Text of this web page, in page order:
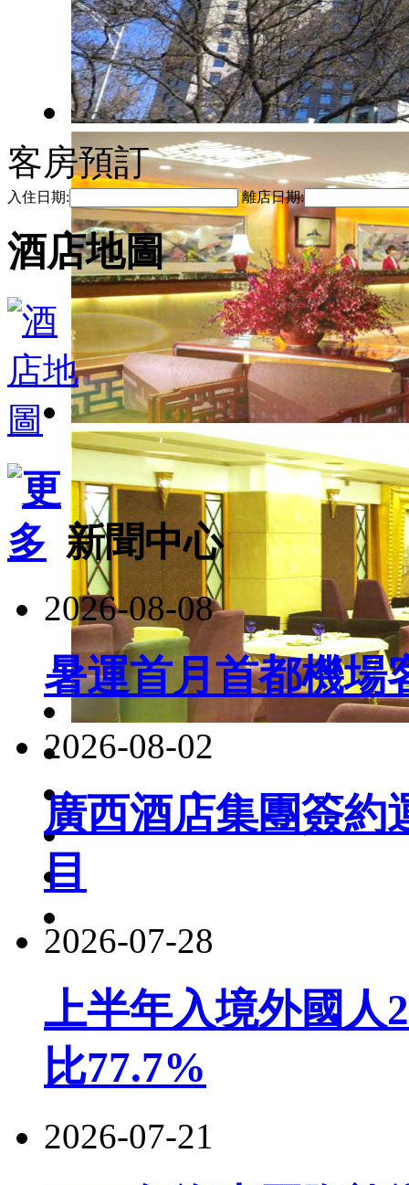
客房預訂
入住日期: 離店日期:
酒店地圖
新聞中心
2026-08-08
暑運首月首都機場
2026-08-02
廣西酒店集團簽約
目
2026-07-28
上半年入境外國人
比77.7%
2026-07-21